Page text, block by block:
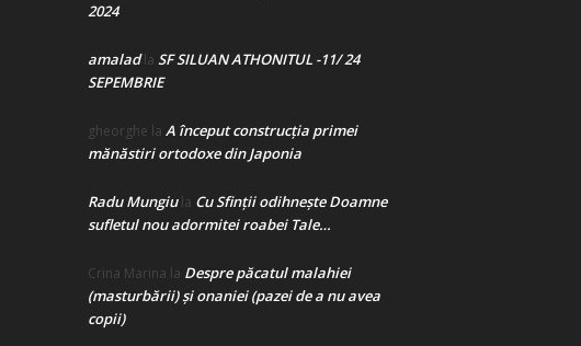
2024
amaladla SF SILUAN ATHONITUL -11/ 24
SEPEMBRIE
gheorghe la A început construcţia primei
mănăstiri ortodoxe din Japonia
Radu Mungiula Cu Sfinții odihnește Doamne
sufletul nou adormitei roabei Tale…
Crina Marina la Despre păcatul malahiei
(masturbării) şi onaniei (pazei de a nu avea
copii)